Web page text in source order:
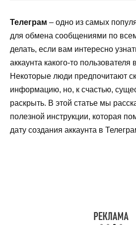
Телеграм – одно из самых
для обмена сообщениями по
делать, если вам интересно
аккаунта какого-то пользователя
Некоторые люди предпочитают
информацию, но, к счастью,
раскрыть. В этой статье мы
полезной инструкции, которая
дату создания аккаунта в